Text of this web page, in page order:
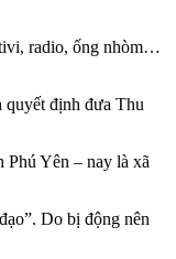
tivi, radio, ống nhòm…
quyết định đưa Thu
Phú Yên – nay là xã
Do bị động nên